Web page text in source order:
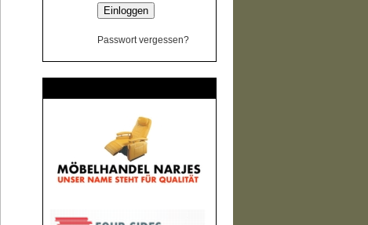
Passwort vergessen?